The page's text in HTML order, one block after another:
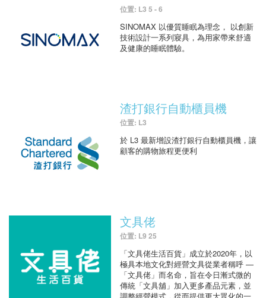
位置: L3 5 - 6
SINOMAX 以優質睡眠為理念， 以創新
技術設計一系列寢具，為用家帶來舒適
及健康的睡眠體驗。
渣打銀行自動櫃員機
位置: L3
於 L3 最新增設渣打銀行自動櫃員機，讓
顧客的購物旅程更便利
文具佬
位置: L9 25
「文具佬生活百貨」成立於2020年，以
極具本地文化對經營文具從業者稱呼 —
「文具佬」而名命，旨在令日漸式微的
傳統「文具舖」加入更多產品元素，並